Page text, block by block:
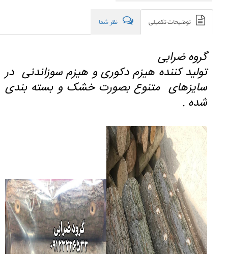
توضیحات تکمیلی نظر شما
گروه ضرابی
تولید کننده هیزم دکوری و هیزم سوزاندنی در
سایزهای متنوع بصورت خشک و بسته بندی
شده .